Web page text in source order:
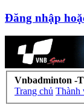
Đăng nhập
Vnbadminton -
Trang chủ Thành